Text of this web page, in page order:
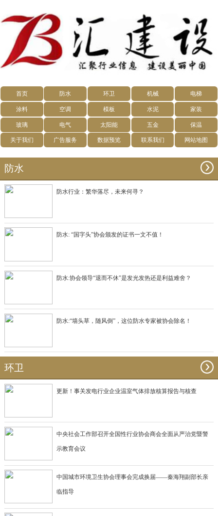
首页 防水 环卫 机械 电梯
涂料 空调 模板 水泥 家装
玻璃 电气 太阳能 五金 保温
关于我们 广告服务 数据预览 联系我们 网站地图
防水
防水行业：繁华落尽，未来何寻？
防水: “国字头”协会颁发的证书一文不值！
防水:协会领导“退而不休”是发光发热还是利益难舍？
防水:“墙头草，随风倒”，这位防水专家被协会除名！
环卫
更新！事关发电行业企业温室气体排放核算报告与核查
中央社会工作部召开全国性行业协会商会全面从严治党暨警
示教育会议
中国城市环境卫生协会理事会完成换届——秦海翔副部长亲
临指导